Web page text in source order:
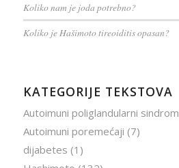
Koliko nam je joda potrebno?
Koliko je Hašimoto tireoiditis opasan?
KATEGORIJE TEKSTOVA
Autoimuni poliglandularni sindrom
Autoimuni poremećaji (7)
dijabetes (1)